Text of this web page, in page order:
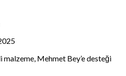
malzeme, Mehmet Bey’e desteği